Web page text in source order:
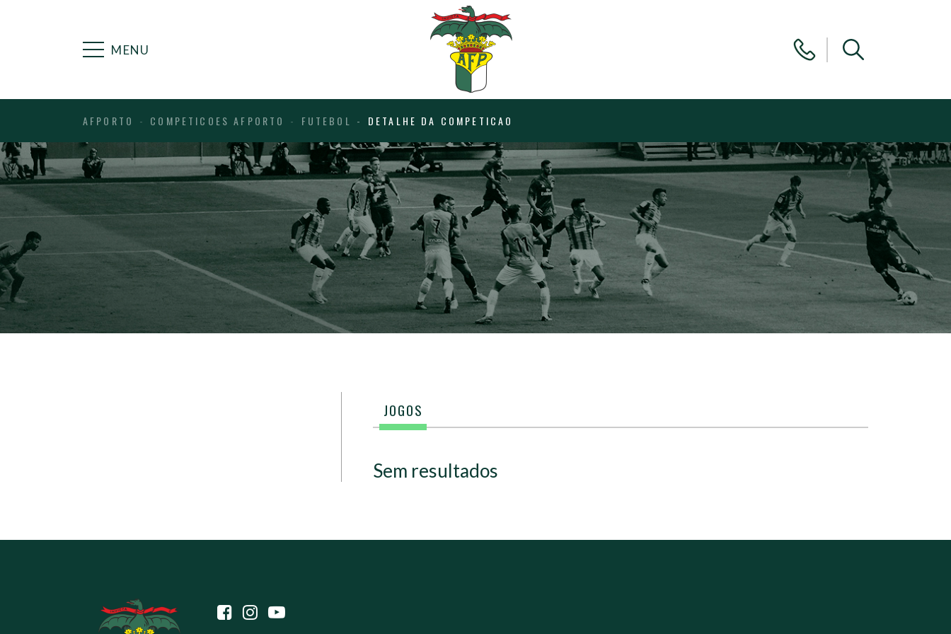
MENU
AFPORTO COMPETICOES AFPORTO FUTEBOL DETALHE DA COMPETICAO
JOGOS
Sem resultados